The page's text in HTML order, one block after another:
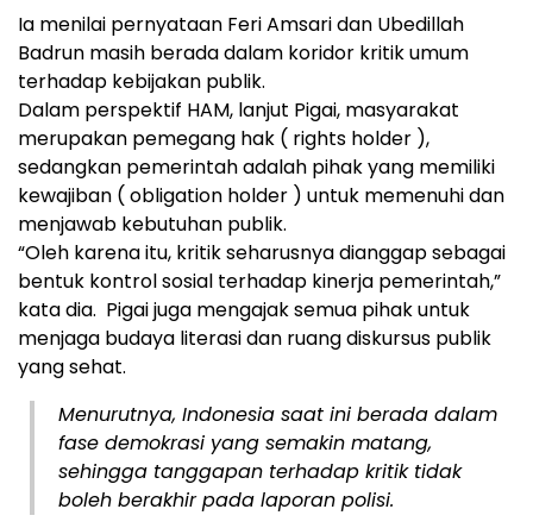
Ia menilai pernyataan Feri Amsari dan Ubedillah
Badrun masih berada dalam koridor kritik umum
terhadap kebijakan publik.
Dalam perspektif HAM, lanjut Pigai, masyarakat
merupakan pemegang hak ( rights holder ),
sedangkan pemerintah adalah pihak yang memiliki
kewajiban ( obligation holder ) untuk memenuhi dan
menjawab kebutuhan publik.
“Oleh karena itu, kritik seharusnya dianggap sebagai
bentuk kontrol sosial terhadap kinerja pemerintah,”
kata dia. Pigai juga mengajak semua pihak untuk
menjaga budaya literasi dan ruang diskursus publik
yang sehat.
Menurutnya, Indonesia saat ini berada dalam
fase demokrasi yang semakin matang,
sehingga tanggapan terhadap kritik tidak
boleh berakhir pada laporan polisi.